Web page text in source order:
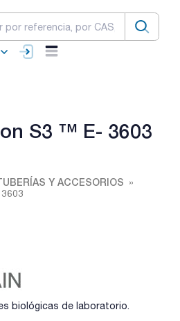
S3 ™ E- 3603
Y ACCESORIOS
biológicas de laboratorio.